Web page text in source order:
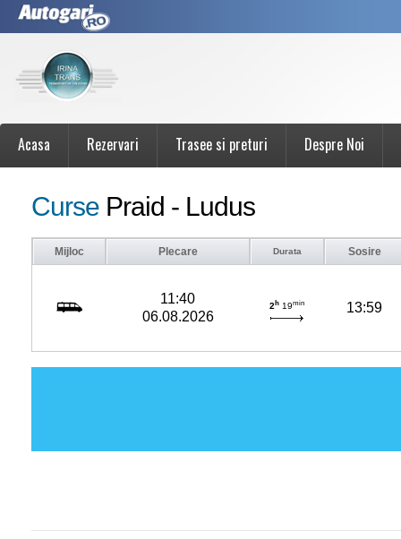
Acasa Rezervari Trasee si preturi Despre Noi
Curse Praid - Ludus
Mijloc Plecare Durata Sosire
11:40
06.08.2026
2 h 19min 13:59